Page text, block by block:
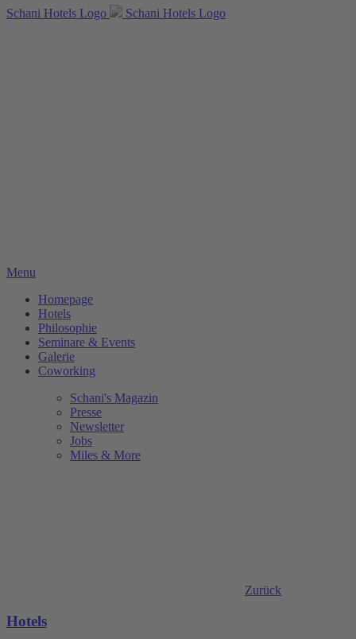
Schani Hotels Logo Schani Hotels Logo
Menu
Homepage
Hotels
Philosophie
Seminare & Events
Galerie
Coworking
Schani's Magazin
Presse
Newsletter
Jobs
Miles & More
Zurück
Hotels